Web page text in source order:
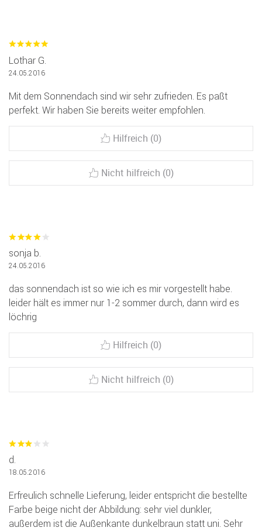
Lothar G.
24.05.2016
Mit dem Sonnendach sind wir sehr zufrieden. Es paßt
perfekt. Wir haben Sie bereits weiter empfohlen.
Hilfreich (0)
Nicht hilfreich (0)
sonja b.
24.05.2016
das sonnendach ist so wie ich es mir vorgestellt habe.
leider hält es immer nur 1-2 sommer durch, dann wird es
löchrig
Hilfreich (0)
Nicht hilfreich (0)
d.
18.05.2016
Erfreulich schnelle Lieferung, leider entspricht die bestellte
Farbe beige nicht der Abbildung: sehr viel dunkler,
außerdem ist die Außenkante dunkelbraun statt uni. Sehr